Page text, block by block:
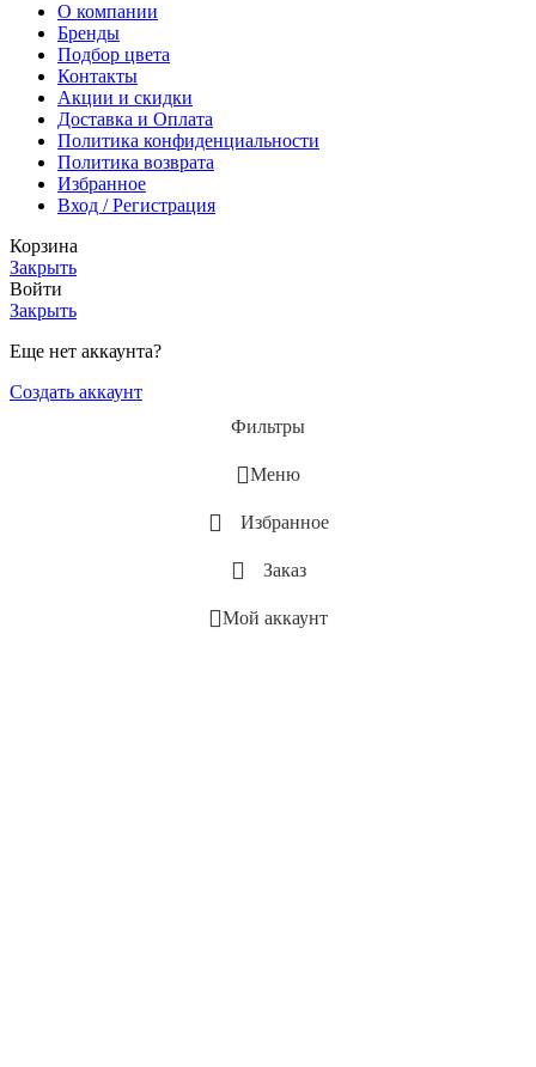
О компании
Бренды
Подбор цвета
Контакты
Акции и скидки
Доставка и Оплата
Политика конфиденциальности
Политика возврата
Избранное
Вход / Регистрация
Корзина
Закрыть
Войти
Закрыть
Еще нет аккаунта?
Создать аккаунт
Фильтры
Меню
Избранное
Заказ
Мой аккаунт